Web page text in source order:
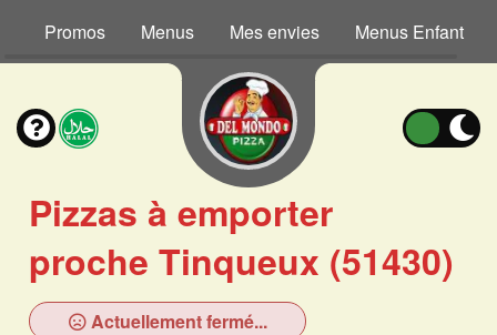
Promos Menus Mes envies Menus Enfant
Pizzas à emporter
proche Tinqueux (51430)
Actuellement fermé...